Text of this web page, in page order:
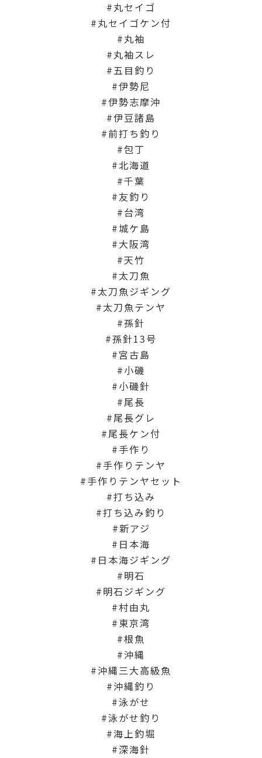
丸セイゴ
丸セイゴケン付
丸袖
丸袖スレ
五目釣り
伊勢尼
伊勢志摩沖
伊豆諸島
前打ち釣り
包丁
北海道
千葉
友釣り
台湾
城ケ島
大阪湾
天竹
太刀魚
太刀魚ジギング
太刀魚テンヤ
孫針
孫針13号
宮古島
小磯
小磯針
尾長
尾長グレ
尾長ケン付
手作り
手作りテンヤ
手作りテンヤセット
打ち込み
打ち込み釣り
新アジ
日本海
日本海ジギング
明石
明石ジギング
村由丸
東京湾
根魚
沖縄
沖縄三大高級魚
沖縄釣り
泳がせ
泳がせ釣り
海上釣堀
深海針